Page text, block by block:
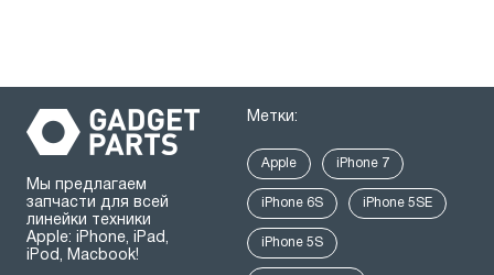
Мы предлагаем
запчасти для всей
линейки техники
Apple: iPhone, iPad,
iPod, Macbook!
Метки:
Apple iPhone 7
iPhone 6S iPhone 5SE
iPhone 5S